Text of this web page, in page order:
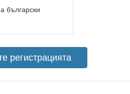
български
регистрацията